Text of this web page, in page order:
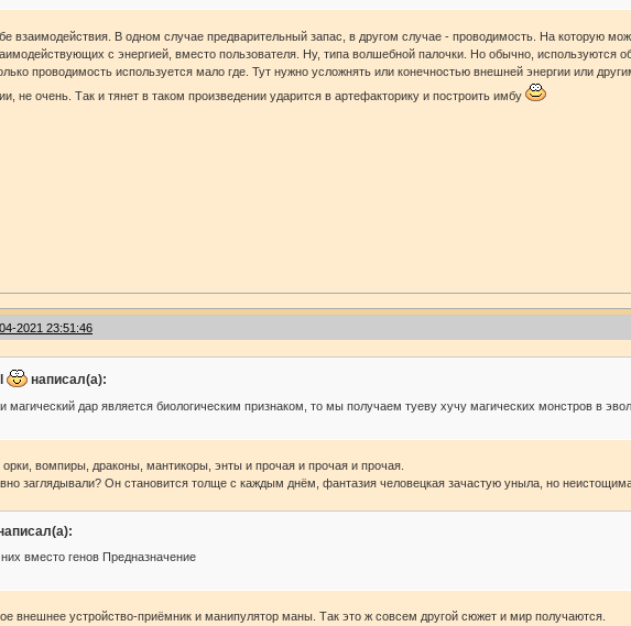
взаимодействия. В одном случае предварительный запас, в другом случае - проводимость. На которую
с энергией, вместо пользователя. Ну, типа волшебной палочки. Но обычно, используются
проводимость используется мало где. Тут нужно усложнять или конечностью внешней энергии или
не очень. Так и тянет в таком произведении ударится в артефакторику и построить имбу
2021 23:51:46
написал(а):
магический дар является биологическим признаком, то мы получаем туеву хучу магических монстров в
вомпиры, драконы, мантикоры, энты и прочая и прочая и прочая.
заглядывали? Он становится толще с каждым днём, фантазия человецкая зачастую уныла, но
вместо генов Предназначение
внешнее устройство-приёмник и манипулятор маны. Так это ж совсем другой сюжет и мир получаются.